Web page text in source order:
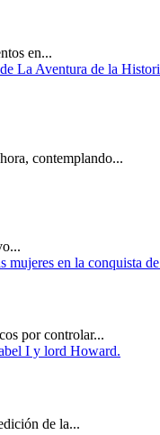
en...
contemplando...
por controlar...
de la...